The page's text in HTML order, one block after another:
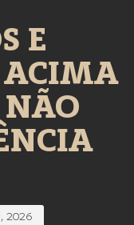
E
ACIMA
2026